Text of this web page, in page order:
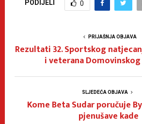
PODIJELI 0
PRIJAŠNJA OBJAVA
Rezultati 32. Sportskog
i veterana
SLJEDEĆA OBJAVA
Kome Beta Sudar poručuje
pjenušave kade